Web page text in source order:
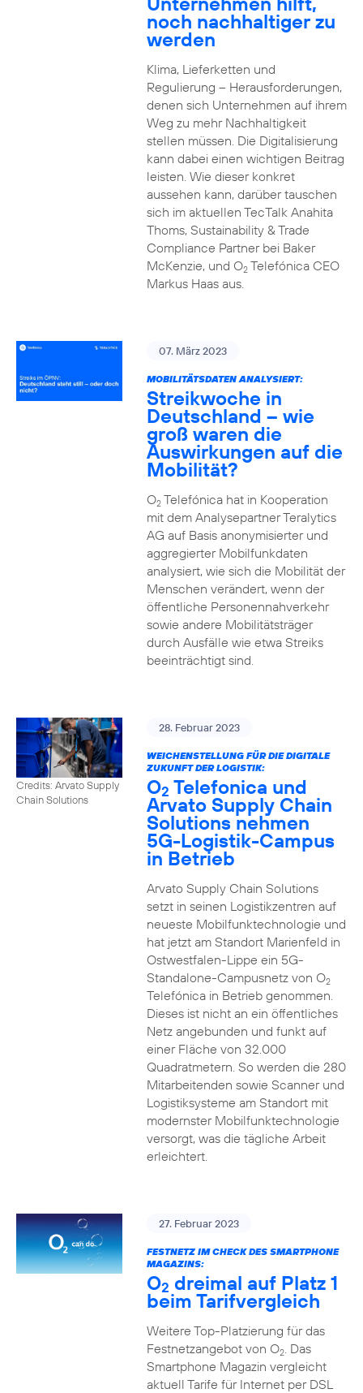
noch nachhaltiger zu
werden
Klima, Lieferketten und
Regulierung – Herausforderungen,
denen sich Unternehmen auf ihrem
Weg zu mehr Nachhaltigkeit
stellen müssen. Die Digitalisierung
kann dabei einen wichtigen Beitrag
leisten. Wie dieser konkret
aussehen kann, darüber tauschen
sich im aktuellen TecTalk Anahita
Thoms, Sustainability & Trade
Compliance Partner bei Baker
McKenzie, und O2Telefónica CEO
Markus Haas aus.
07. März 2023
MOBILITÄTSDATEN ANALYSIERT:
Streikwoche in
Deutschland – wie
groß waren die
Auswirkungen auf die
Mobilität?
O2Telefónica hat in Kooperation
mit dem Analysepartner Teralytics
AG auf Basis anonymisierter und
aggregierter Mobilfunkdaten
analysiert, wie sich die Mobilität der
Menschen verändert, wenn der
öffentliche Personennahverkehr
sowie andere Mobilitätsträger
durch Ausfälle wie etwa Streiks
beeinträchtigt sind.
Credits: Arvato Supply
Chain Solutions
28. Februar 2023
WEICHENSTELLUNG FÜR DIE DIGITALE
ZUKUNFT DER LOGISTIK:
O2 Telefonica und
Arvato Supply Chain
Solutions nehmen
5G-Logistik-Campus
in Betrieb
Arvato Supply Chain Solutions
setzt in seinen Logistikzentren auf
neueste Mobilfunktechnologie und
hat jetzt am Standort Marienfeld in
Ostwestfalen-Lippe ein 5G-
Standalone-Campusnetz von O2
Telefónica in Betrieb genommen.
Dieses ist nicht an ein öffentliches
Netz angebunden und funkt auf
einer Fläche von 32.000
Quadratmetern. So werden die 280
Mitarbeitenden sowie Scanner und
Logistiksysteme am Standort mit
modernster Mobilfunktechnologie
versorgt, was die tägliche Arbeit
erleichtert.
27. Februar 2023
FESTNETZ IM CHECK DES SMARTPHONE
MAGAZINS:
O2 dreimal auf Platz 1
beim Tarifvergleich
Weitere Top-Platzierung für das
Festnetzangebot von O2. Das
Smartphone Magazin vergleicht
aktuell Tarife für Internet per DSL